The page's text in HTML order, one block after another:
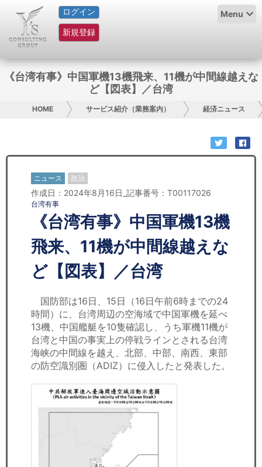
ログイン
新規登録
Menu
HOME
サービス紹介
コラム
お問い合わせ
日本人にPR
コンサルティング
リサーチ
セミナー
労務顧問
ＩＴ
《台湾有事》中国軍機13機飛来、11機が中間線越えな
ど【図表】／台湾
HOME サービス紹介（業務案内） 経済ニュース
ニュース 政治
作成日：2024年8月16日_記事番号：T00117026
台湾有事
《台湾有事》中国軍機13機
飛来、11機が中間線越えな
ど【図表】／台湾
国防部は16日、15日（16日午前6時までの24
時間）に、台湾周辺の空海域で中国軍機を延べ
13機、中国艦艇を10隻確認し、うち軍機11機が
台湾と中国の事実上の停戦ラインとされる台湾
海峡の中間線を越え、北部、中部、南西、東部
の防空識別圏（ADIZ）に侵入したと発表した。